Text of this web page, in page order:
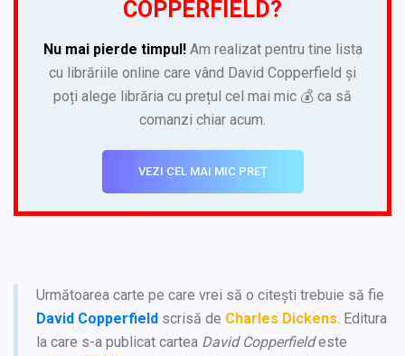
COPPERFIELD?
Nu mai pierde timpul!Am realizat pentru tine lista
cu librăriile online care vând David Copperfield și
poți alege librăria cu prețul cel mai mic 💰 ca să
comanzi chiar acum.
VEZI CEL MAI MIC PREȚ
Următoarea carte pe care vrei să o citești trebuie să fie
David Copperfield scrisă de Charles Dickens. Editura
la care s-a publicat cartea David Copperfieldeste